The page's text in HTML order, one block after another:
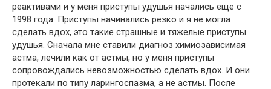
реактивами и у меня приступы удушья начались еще с
1998 года. Приступы начинались резко и я не могла
сделать вдох, это такие страшные и тяжелые приступы
удушья. Сначала мне ставили диагноз химиозависимая
астма, лечили как от астмы, но у меня приступы
сопровождались невозможностью сделать вдох. И они
протекали по типу ларингоспазма, а не астмы. После